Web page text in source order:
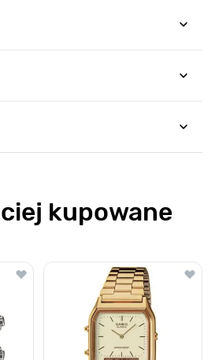
kupowane
karuzeli jest możliwe za pomocą
karuzeli